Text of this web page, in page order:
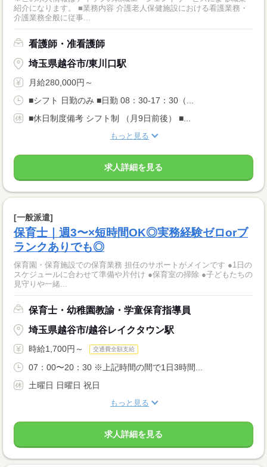
紹介になります。 ■業務内容 介護老人保健施設における看護業務・
介護業務全般に従事...
看護師・准看護師
埼玉県越谷市/東川口駅
月給280,000円～
■シフト 日勤のみ ■日勤 08：30-17：30（...
■休日制度備考 シフト制 （月9日前後） ■...
もっと見る
求人詳細を見る
[一般派遣]
保育士｜週3〜×短時間OK◎実務経験ゼロorブ
ランクありでも◎
保育園・保育施設での保育業務 担任のサポートがメインです ●1日の
スケジュールに合わせて準備や片付け ●保育室の掃除 ●子どもたちの
見守りや一緒...
保育士・幼稚園教諭・学童保育指導員
埼玉県越谷市/越谷レイクタウン駅
時給1,700円～ 交通費全額支給
07：00〜20：30 ※上記時間の間で1日3時間...
土曜日 日曜日 祝日
もっと見る
求人詳細を見る